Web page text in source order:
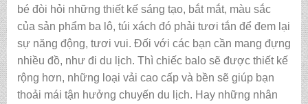
bé đòi hỏi những thiết kế sáng tạo, bắt mắt, màu sắc
của sản phẩm ba lô, túi xách đó phải tươi tắn để đem lại
sự năng động, tươi vui. Đối với các bạn cần mang đựng
nhiều đồ, như đi du lịch. Thì chiếc balo sẽ được thiết kế
rộng hơn, những loại vải cao cấp và bền sẽ giúp bạn
thoải mái tận hưởng chuyến du lịch. Hay những nhân